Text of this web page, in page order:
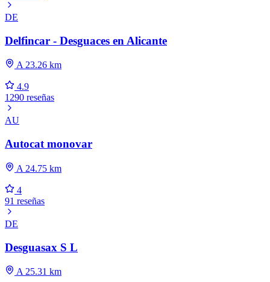
DE
Delfincar - Desguaces en Alicante
A 23.26 km
4.9
1290 reseñas
AU
Autocat monovar
A 24.75 km
4
91 reseñas
DE
Desguasax S L
A 25.31 km